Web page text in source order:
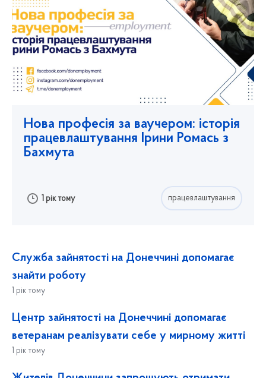
Нова професія за ваучером: історія
працевлаштування Ірини Ромась з
Бахмута
1 рік тому працевлаштування
Служба зайнятості на Донеччині допомагає
знайти роботу
1 рік тому
Центр зайнятості на Донеччині допомагає
ветеранам реалізувати себе у мирному житті
1 рік тому